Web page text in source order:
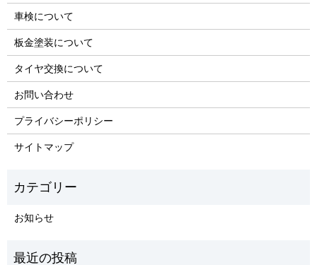
車検について
板金塗装について
タイヤ交換について
お問い合わせ
プライバシーポリシー
サイトマップ
お知らせ